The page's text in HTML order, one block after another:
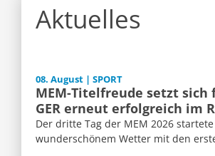
Aktuelles
08. August | SPORT
MEM-Titelfreude setzt sich
GER erneut erfolgreich im
Der dritte Tag der MEM 2026
wunderschönem Wetter mit den